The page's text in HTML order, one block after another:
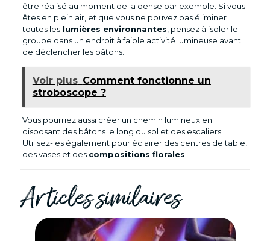
être réalisé au moment de la dense par exemple. Si vous
êtes en plein air, et que vous ne pouvez pas éliminer
toutes leslumières environnantes , pensez à isoler le
groupe dans un endroit à faible activité lumineuse avant
de déclencher les bâtons.
Voir plus Comment fonctionne un
stroboscope ?
Vous pourriez aussi créer un chemin lumineux en
disposant des bâtons le long du sol et des escaliers.
Utilisez-les également pour éclairer des centres de table,
des vases et des compositions florales
Articles similaires